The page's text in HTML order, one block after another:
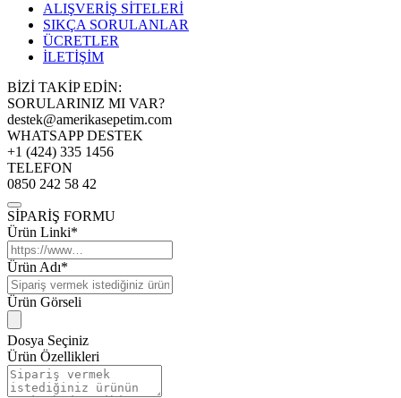
ALIŞVERİŞ SİTELERİ
SIKÇA SORULANLAR
ÜCRETLER
İLETİŞİM
BİZİ TAKİP EDİN:
SORULARINIZ MI VAR?
destek@amerikasepetim.com
WHATSAPP DESTEK
+1 (424) 335 1456
TELEFON
0850 242 58 42
SİPARİŞ FORMU
Ürün Linki*
Ürün Adı*
Ürün Görseli
Dosya Seçiniz
Ürün Özellikleri